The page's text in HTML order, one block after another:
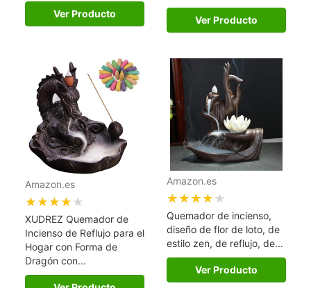
Ver Producto Ver Producto
Amazon.es
★★★★★
XUDREZ Quemador de
Incienso de Reflujo para el
Hogar con Forma de
Dragón con...
Amazon.es
★★★★★
Quemador de incienso,
diseño de flor de loto, de
estilo zen, de reflujo, de...
Ver Producto